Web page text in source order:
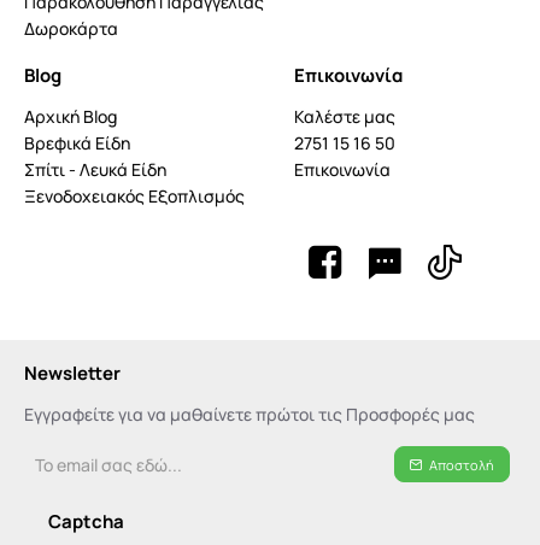
Δωροκάρτα
Blog
Αρχική Blog
Βρεφικά Είδη
Σπίτι - Λευκά Είδη
Ξενοδοχειακός Εξοπλισμός
Επικοινωνία
Καλέστε μας
2751 15 16 50
Επικοινωνία
Newsletter
Εγγραφείτε για να μαθαίνετε πρώτοι τις Προσφορές μας
email
εδώ...
Αποστολή
Captcha